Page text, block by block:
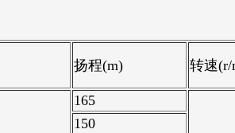
扬程(m) 转速(r/
165
150